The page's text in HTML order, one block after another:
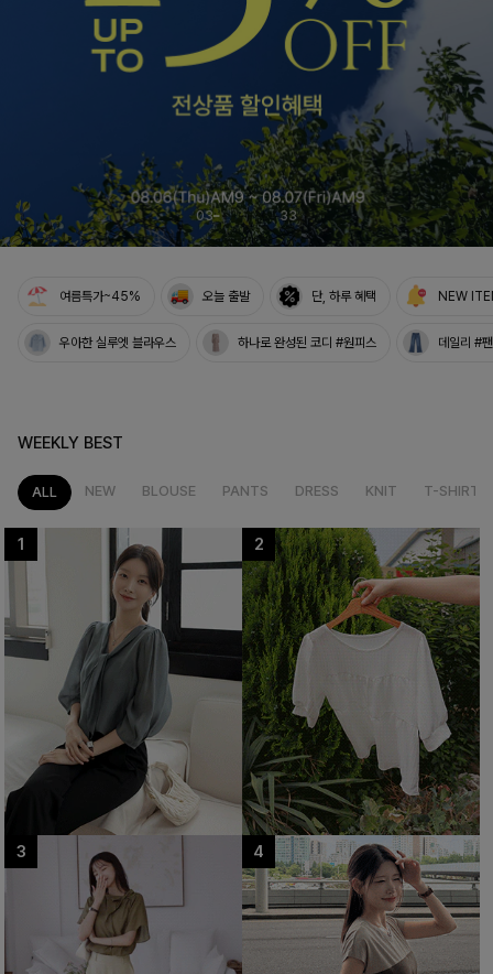
04 33
여름특가~45% 오늘 출발 단, 하루 혜택 NEW
우아한 실루엣 블라우스 하나로 완성된 코디 #원피스 데일리 #
WEEKLY BEST
ALL NEW BLOUSE PANTS DRESS KNIT T-SHIRT